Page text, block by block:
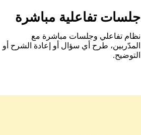
جلسات تفاعلية مباشرة
نظام تفاعلي وجلسات مباشرة مع
المدّربين، طرح أي سؤال أو إعادة الشرح أو
التوضيح.